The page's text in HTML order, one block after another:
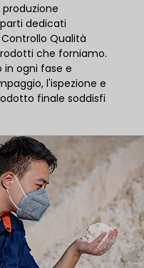
dedicati
Qualità
che forniamo.
in ogni fase e
l'ispezione e
finale soddisfi